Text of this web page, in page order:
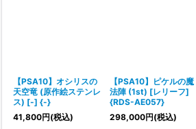
【PSA10】オシリスの
天空竜 (原作絵ステンレ
ス) [-] {-}
41,800円(税込)
【PSA10】ピケルの魔
法陣 (1st) [レリーフ]
{RDS-AE057}
298,000円(税込)